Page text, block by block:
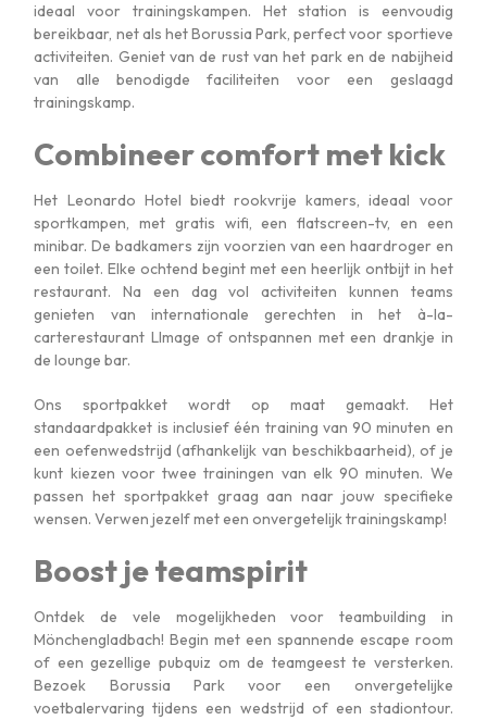
ideaal voor trainingskampen. Het station is eenvoudig
bereikbaar, net als het Borussia Park, perfect voor sportieve
activiteiten. Geniet van de rust van het park en de nabijheid
van alle benodigde faciliteiten voor een geslaagd
trainingskamp.
Combineer comfort met kick
Het Leonardo Hotel biedt rookvrije kamers, ideaal voor
sportkampen, met gratis wifi, een flatscreen-tv, en een
minibar. De badkamers zijn voorzien van een haardroger en
een toilet. Elke ochtend begint met een heerlijk ontbijt in het
restaurant. Na een dag vol activiteiten kunnen teams
genieten van internationale gerechten in het à-la-
carterestaurant LImage of ontspannen met een drankje in
de lounge bar.
Ons sportpakket wordt op maat gemaakt. Het
standaardpakket is inclusief één training van 90 minuten en
een oefenwedstrijd (afhankelijk van beschikbaarheid), of je
kunt kiezen voor twee trainingen van elk 90 minuten. We
passen het sportpakket graag aan naar jouw specifieke
wensen. Verwen jezelf met een onvergetelijk trainingskamp!
Boost je teamspirit
Ontdek de vele mogelijkheden voor teambuilding in
Mönchengladbach! Begin met een spannende escape room
of een gezellige pubquiz om de teamgeest te versterken.
Bezoek Borussia Park voor een onvergetelijke
voetbalervaring tijdens een wedstrijd of een stadiontour.